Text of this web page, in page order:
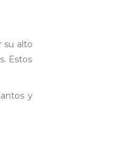
su alto
Estos
y